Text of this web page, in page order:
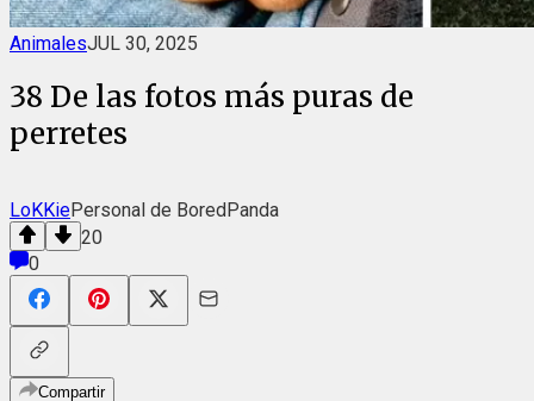
AnimalesJUL 30, 2025
38 De las fotos más puras de
perretes
LoKKiePersonal de BoredPanda
20
0
Compartir